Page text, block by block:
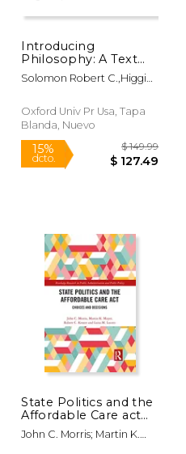
15%
dcto.
Introducing
Philosophy: A Text
With Integrated
Readings de Robert
Univ pr Usa) (en
Inglés)
Solomon Robert C.,Higgins
Oxford Univ Pr Usa, Tapa
Blanda, Nuevo
State Politics and the
Affordable Care act
(Routledge Research
in Public
John C. Morris; Martin K.